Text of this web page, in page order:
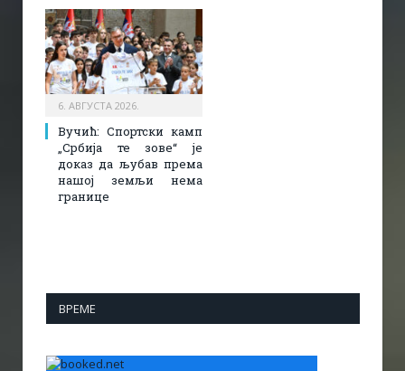
6. АВГУСТА 2026.
Вучић: Спортски камп
„Србија те зове“ је
доказ да љубав према
нашој земљи нема
границе
ВРЕМЕ